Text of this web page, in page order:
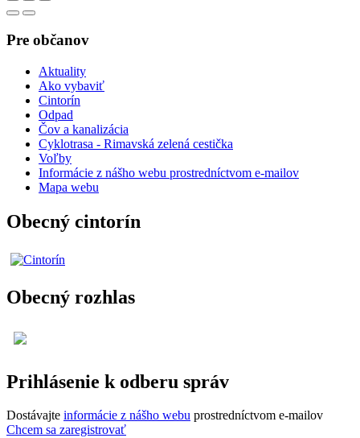
Pre občanov
Aktuality
Ako vybaviť
Cintorín
Odpad
Čov a kanalizácia
Cyklotrasa - Rimavská zelená cestička
Voľby
Informácie z nášho webu prostredníctvom e-mailov
Mapa webu
Obecný cintorín
Obecný rozhlas
Prihlásenie k odberu správ
Dostávajte informácie z nášho webu prostredníctvom e-mailov
Chcem sa zaregistrovať